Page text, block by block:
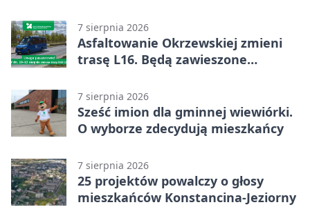
7 sierpnia 2026
Asfaltowanie Okrzewskiej zmieni
trasę L16. Będą zawieszone
7 sierpnia 2026
Sześć imion dla gminnej wiewiórki.
O wyborze zdecydują mieszkańcy
7 sierpnia 2026
25 projektów powalczy o głosy
mieszkańców Konstancina-Jeziorny